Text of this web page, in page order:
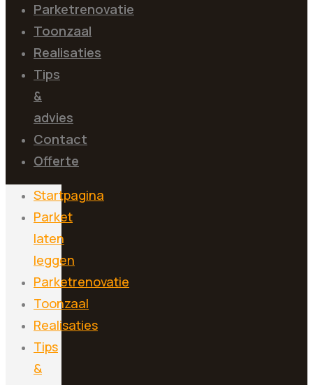
Parketrenovatie
Toonzaal
Realisaties
Tips
&
advies
Contact
Offerte
Startpagina
Parket
laten
leggen
Parketrenovatie
Toonzaal
Realisaties
Tips
&